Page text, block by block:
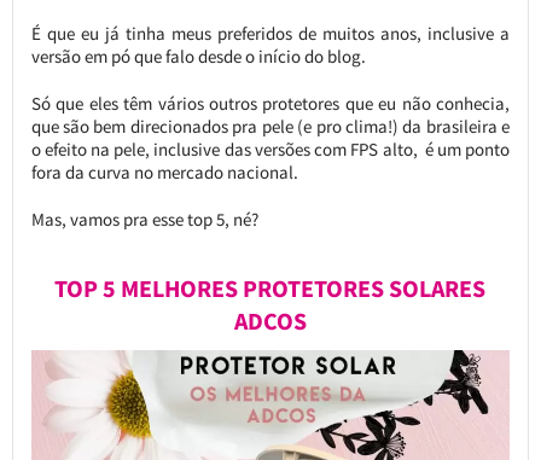
É que eu já tinha meus preferidos de muitos anos, inclusive a
versão em pó que falo desde o início do blog.
Só que eles têm vários outros protetores que eu não conhecia,
que são bem direcionados pra pele (e pro clima!) da brasileira e
o efeito na pele, inclusive das versões com FPS alto, é um ponto
fora da curva no mercado nacional.
Mas, vamos pra esse top 5, né?
TOP 5 MELHORES PROTETORES SOLARES
ADCOS